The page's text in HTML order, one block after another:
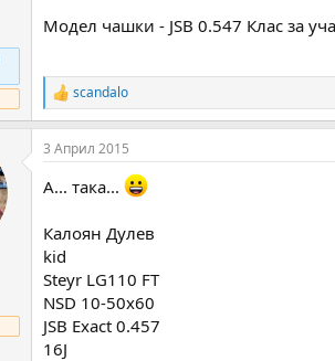
Модел чашки - JSB 0.547 Клас за
R
e
a
c
i
s
:
scandalo
3 Април 2015
A... така...
Калоян Дулев
kid
Steyr LG110 FT
NSD 10-50x60
JSB Exact 0.457
16J